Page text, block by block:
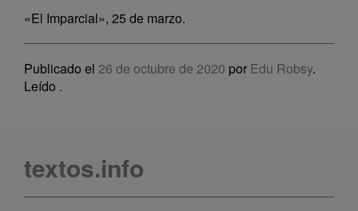
«El Imparcial», 25 de marzo.
Publicado el 26 de octubre de 2020 por Edu Robsy.
Leído .
textos.info